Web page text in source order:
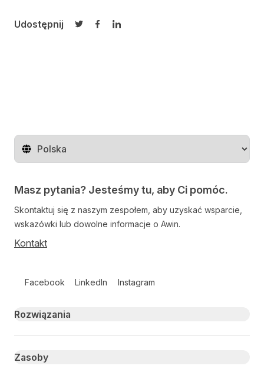
Udostępnij
Udostępnij na Twitterze
Udostępnij na Facebooku
Udostępnij na LinkedIn
Zmień region
Masz pytania? Jesteśmy tu, aby Ci pomóc.
Skontaktuj się z naszym zespołem, aby uzyskać wsparcie,
wskazówki lub dowolne informacje o Awin.
Kontakt
Facebook LinkedIn Instagram
Primary footer navigation
Rozwiązania
Zasoby